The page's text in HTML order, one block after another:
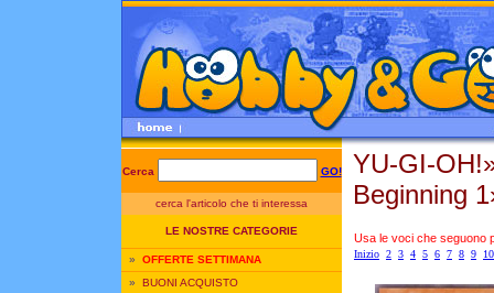
Cerca GO!
cerca l'articolo che ti interessa
LE NOSTRE CATEGORIE
» OFFERTE SETTIMANA
» BUONI ACQUISTO
YU-GI-
Beginning
Usa le voci che seguono
Inizio 2 3 4 5 6 7 8 9 10